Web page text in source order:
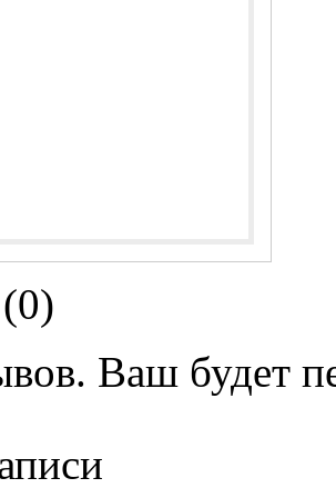
Ваш будет